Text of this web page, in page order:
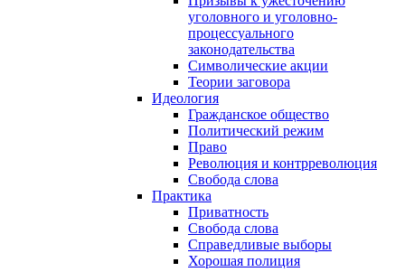
уголовного и уголовно-
процессуального
законодательства
Символические акции
Теории заговора
Идеология
Гражданское общество
Политический режим
Право
Революция и контрреволюция
Свобода слова
Практика
Приватность
Свобода слова
Справедливые выборы
Хорошая полиция